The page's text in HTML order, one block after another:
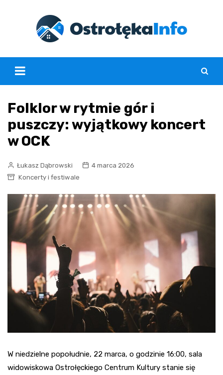
Folklor w rytmie gór i
puszczy: wyjątkowy koncert
w OCK
Łukasz Dąbrowski
4 marca 2026
Koncerty i festiwale
W niedzielne popołudnie, 22 marca, o godzinie 16:00, sala
widowiskowa Ostrołęckiego Centrum Kultury stanie się